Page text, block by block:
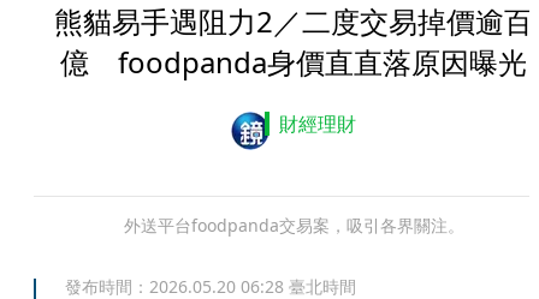
熊貓易手遇阻力2／二度交易掉價逾百
億 foodpanda身價直直落原因曝光
財經理財
外送平台foodpanda交易案，吸引各界關注。
發布時間： 2026.05.20 06:28 臺北時間